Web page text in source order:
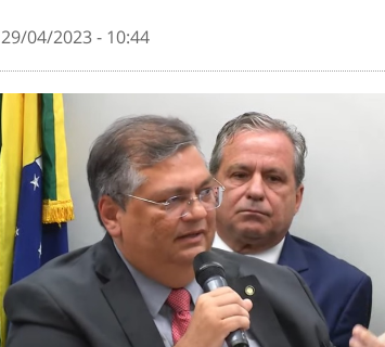
29/04/2023 - 10:44